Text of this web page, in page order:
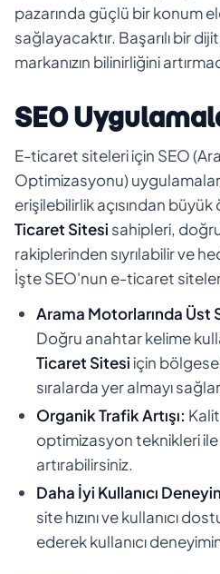
pazarında güçlü bir konum
sağlayacaktır. Başarılı bir
markanızın bilinirliğini
SEO
E-ticaret siteleri için SEO
Optimizasyonu)
erişilebilirlik açısından büyük
Ticaret Sitesi sahipleri,
rakiplerinden sıyrılabilir ve
İşte SEO'nun e-ticaret
Arama Motorlarında Üst
Doğru anahtar kelime
Ticaret Sitesiiçin
sıralarda yer almayı
Organik Trafik Artışı:
optimizasyon teknikleri ile
artırabilirsiniz.
Daha İyi Kullanıcı
site hızını ve kullanıcı
ederek kullanıcı